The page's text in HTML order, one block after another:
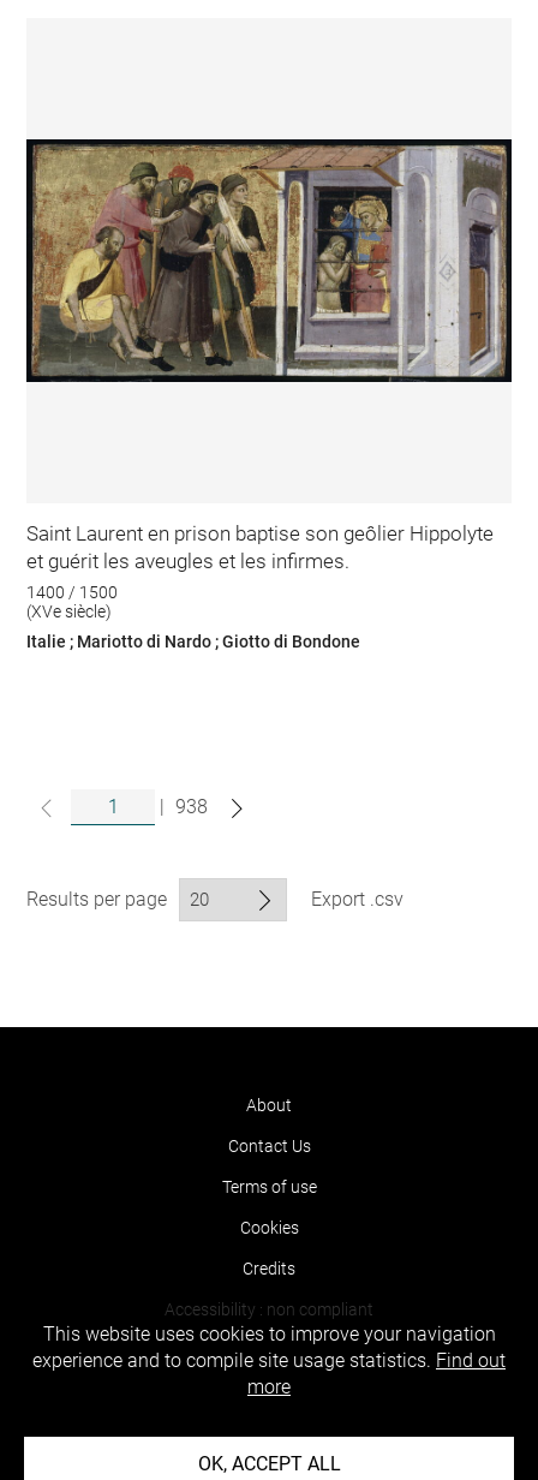
Saint Laurent en prison baptise son geôlier Hippolyte
et guérit les aveugles et les infirmes.
1400 / 1500
(XVe siècle)
Italie ; Mariotto di Nardo ; Giotto di Bondone
938
Results per page Export .csv
About
Contact Us
Terms of use
Cookies
Credits
Accessibility : non compliant
This website uses cookies to improve your navigation
experience and to compile site usage statistics. Find out
more
OK, ACCEPT ALL